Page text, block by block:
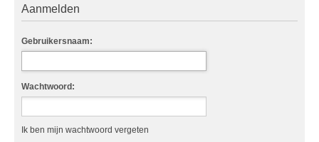
Aanmelden
Gebruikersnaam:
Wachtwoord:
Ik ben mijn wachtwoord vergeten